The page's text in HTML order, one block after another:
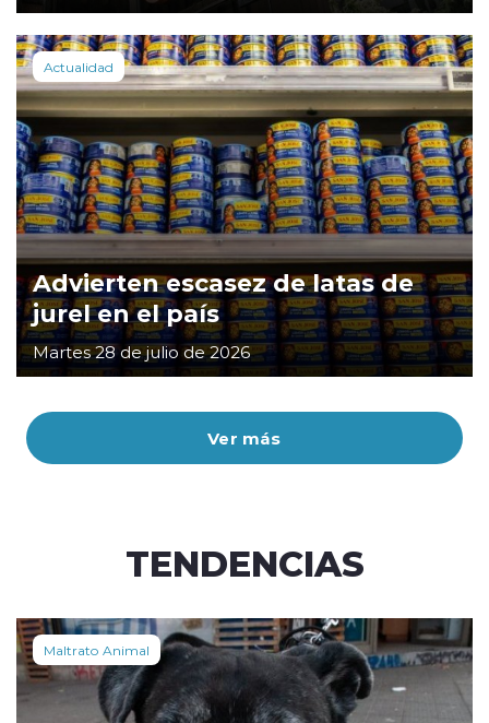
Ver más
Actualidad
Advierten escasez de latas de
jurel en el país
Martes 28 de julio de 2026
TENDENCIAS
Maltrato Animal